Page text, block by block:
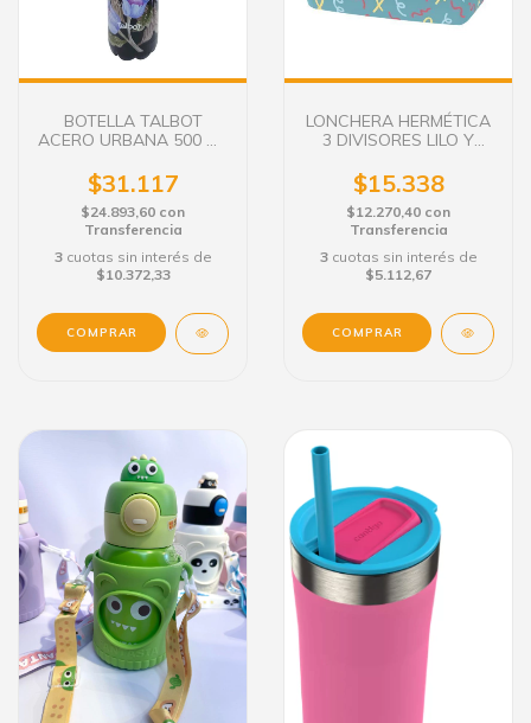
BOTELLA TALBOT
ACERO URBANA 500 ML
$31.117
$24.893,60 con
Transferencia
3 cuotas sin interés de
$10.372,33
LONCHERA HERMÉTICA
3 DIVISORES LILO Y
$15.338
$12.270,40 con
Transferencia
3 cuotas sin interés de
$5.112,67